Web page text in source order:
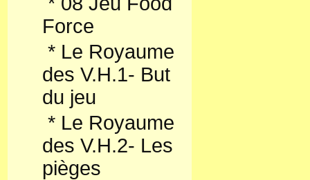
Force
* Le Royaume
des V.H.1- But
du jeu
* Le Royaume
des V.H.2- Les
pièges